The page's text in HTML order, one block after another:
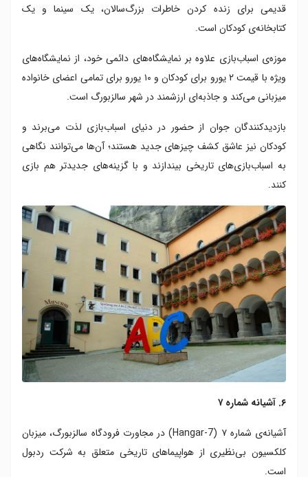
قدیمی برای زنده کردن خاطرات بزرگ‌سالان، یک سینما و یک
کتابخانه‌ی کودکان است.
موزه‌ی اسباب‌بازی علاوه بر نمایشگاه‌های دائمی خود، از نمایشگاه‌های
ویژه با قیمت ۲ یورو برای کودکان و ۱۰ یورو برای تمامی اعضای خانواده
میزبانی می‌کند و جاذبه‌ای ارزشمند در شهر سالزبورگ است.
بازدیدکنندگان جوان از حضور در دنیای اسباب‌بازی لذت می‌برند و
کودکان نیز عاشق کشف چیزهای جدید هستند؛ آن‌ها می‌توانند نگاهی
به اسباب‌بازی‌های تاریخی بیندازند و با گزینه‌های جدیدتر هم بازی
کنند.
۶. آشیانه شماره ۷
آشیانه‌ی شماره ۷ (Hangar-7) در مجاورت فرودگاه سالزبورگ، میزبان
کلکسیون بی‌نظیری از هواپیماهای تاریخی متعلق به شرکت ردبول
است.